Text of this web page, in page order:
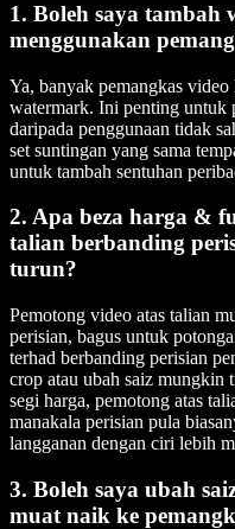
1. Boleh saya tambah
menggunakan
Ya, banyak pemangkas
watermark. Ini penting untuk
daripada penggunaan tidak
set suntingan yang sama
untuk tambah sentuhan
2. Apa beza harga &
talian berbanding
turun?
Pemotong video atas talian
perisian, bagus untuk
terhad berbanding perisian
crop atau ubah saiz mungkin
segi harga, pemotong atas
manakala perisian pula
langganan dengan ciri lebih
3. Boleh saya ubah
muat naik ke